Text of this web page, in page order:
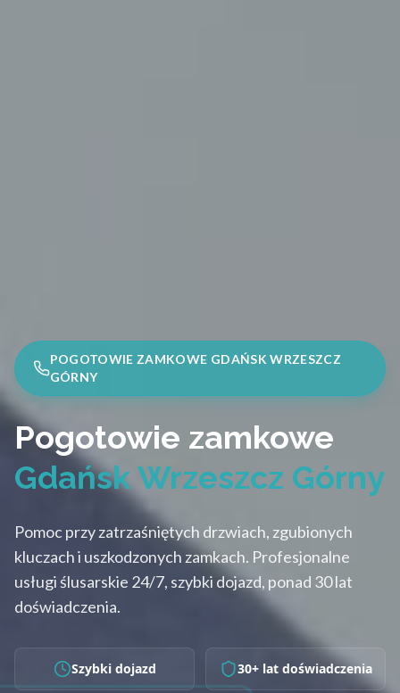
POGOTOWIE ZAMKOWE GDAŃSK WRZESZCZ
GÓRNY
Pogotowie zamkowe
Gdańsk Wrzeszcz Górny
Pomoc przy zatrzaśniętych drzwiach, zgubionych
kluczach i uszkodzonych zamkach. Profesjonalne
usługi ślusarskie 24/7, szybki dojazd, ponad 30 lat
doświadczenia.
Szybki dojazd 30+ lat doświadczenia